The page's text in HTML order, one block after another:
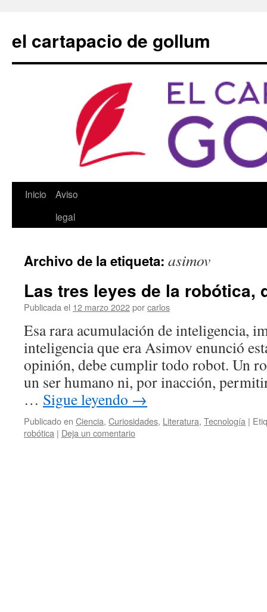
contenido
el cartapacio de gollum
Inicio
Aviso
legal
Archivo de la etiqueta: asimov
Las tres leyes de la robótica,
Publicada el 12 marzo 2022porcarlos
Esa rara acumulación de inteligencia,
inteligencia que era Asimov enunció
opinión, debe cumplir todo robot. Un
un ser humano ni, por inacción,
… Sigue leyendo →
Publicado en Ciencia, Curiosidades, Literatura, Tecnología |
robótica | Deja un comentario